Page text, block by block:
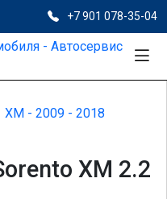
+7 901 078-35-04
XM - 2009 - 2018
XM 2.2